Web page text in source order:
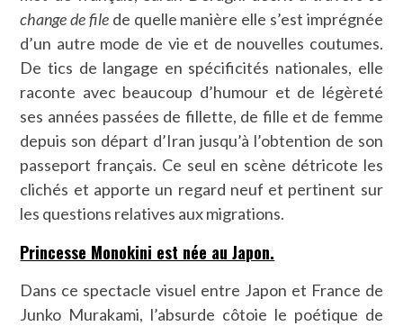
change de filede quelle manière elle s’est imprégnée
d’un autre mode de vie et de nouvelles coutumes.
De tics de langage en spécificités nationales, elle
raconte avec beaucoup d’humour et de légèreté
ses années passées de fillette, de fille et de femme
depuis son départ d’Iran jusqu’à l’obtention de son
passeport français. Ce seul en scène détricote les
clichés et apporte un regard neuf et pertinent sur
les questions relatives aux migrations.
Princesse Monokini est née au Japon.
Dans ce spectacle visuel entre Japon et France de
Junko Murakami, l’absurde côtoie le poétique de